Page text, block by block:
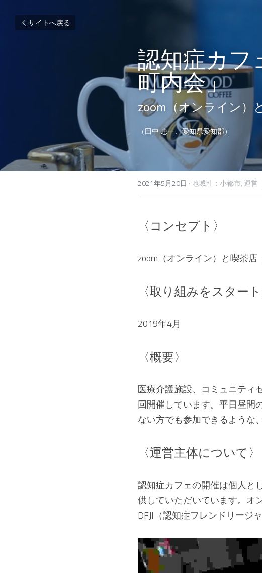
サイトへ戻る
認知症カフ
町内会」
zoom（オンライン）
（田中 恵一、愛知県愛知郡）
2021年5月20日 ·地域性：小都市, 運営
〈コンセプト〉
zoom（オンライン）と喫茶
〈取り組みをスター
2019年4月
〈概要〉
医療介護施設、コミュニティ
回開催しています。平日昼間
ない方でも参加できるような
〈運営主体について〉
認知症カフェの開催は個人と
供していただいています。オ
DFJI（認知症フレンドリージ